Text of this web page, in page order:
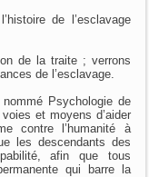
de l’esclavage
de la traite ; verrons
de l’esclavage.
Psychologie de
et moyens d’aider
contre l’humanité à
les descendants des
afin que tous
qui barre la